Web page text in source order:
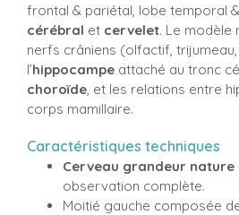
frontal & pariétal, lobe temporal
cérébral et cervelet. Le modèle
nerfs crâniens (olfactif, trijumeau,
l’hippocampe attaché au tronc
choroïde , et les relations entre
corps mamillaire.
Caractéristiques techniques
Cerveau grandeur nature
observation complète.
Moitié gauche composée